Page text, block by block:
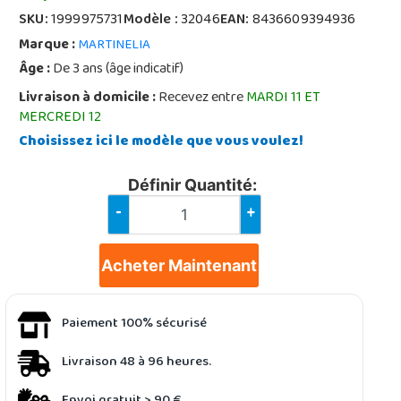
SKU:1999975731Modèle :32046EAN:8436609394936
Marque :MARTINELIA
Âge :De 3 ans (âge indicatif)
Livraison à domicile :Recevez entreMARDI 11 ET
MERCREDI 12
Choisissez ici le modèle que vous voulez!
Définir Quantité:
- +
Acheter Maintenant
Paiement 100% sécurisé
Livraison 48 à 96 heures.